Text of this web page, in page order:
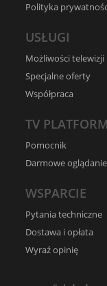
Polityka
USŁUGI
Możliwości telewizji
Specjalne oferty
Współpraca
TV
Pomocnik
Darmowe oglądanie
WSPARCIE
Pytania techniczne
Dostawa i opłata
Wyraź opinię